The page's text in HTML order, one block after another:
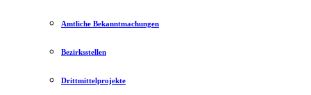
Amtliche Bekanntmachungen
Bezirksstellen
Drittmittelprojekte